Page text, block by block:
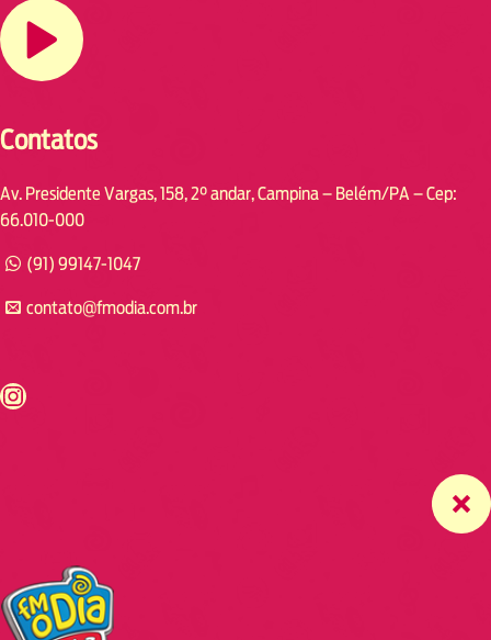
Contatos
Av. Presidente Vargas, 158, 2° andar, Campina – Belém/PA – Cep:
66.010-000
(91) 99147-1047
contato@fmodia.com.br
https://www.instagram.com/fmodia.cabofrio/